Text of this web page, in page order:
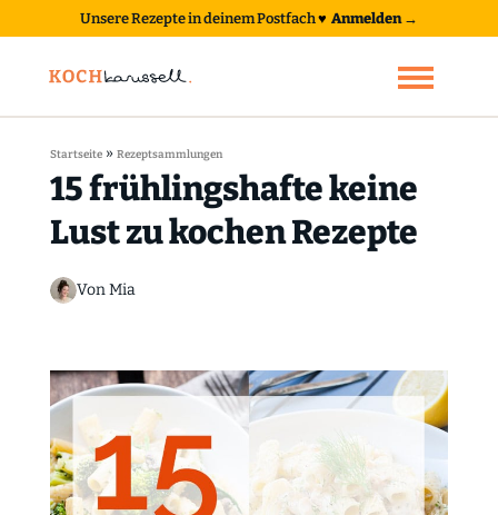
Unsere Rezepte in deinem Postfach♥ Anmelden →
Startseite» Rezeptsammlungen
15 frühlingshafte keine
Lust zu kochen Rezepte
Von Mia